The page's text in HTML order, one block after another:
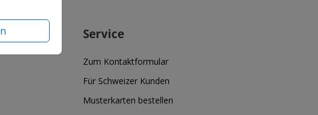
Service
Zum Kontaktformular
Für Schweizer Kunden
Musterkarten bestellen